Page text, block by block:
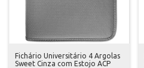
Fichário Universitário 4 Argolas
Sweet Cinza com Estojo ACP